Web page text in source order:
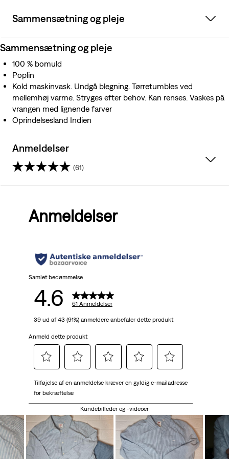
Sammensætning og pleje
Sammensætning og pleje
100 % bomuld
Poplin
Kold maskinvask. Undgå blegning. Tørretumbles ved
mellemhøj varme. Stryges efter behov. Kan renses. Vaskes på
vrangen med lignende farver
Oprindelsesland Indien
Anmeldelser
(61)
stjerner.
anmeldelser
Anmeldelser
Samlet bedømmelse
4.6 61 Anmeldelser
39 ud af 43 (91%) anmeldere anbefaler dette produkt
Anmeld dette produkt
for
at
varen
med
stjerne.
for
at
bedømme
varen
med
stjerner.
for
bedømme
med
3
stjerner.
for
bedømme
varen
med
4
stjerner.
for
varen
med
5
stjerner.
Tilføjelse af en anmeldelse kræver en gyldig e-mailadresse
for bekræftelse
Kundebilleder og -videoer